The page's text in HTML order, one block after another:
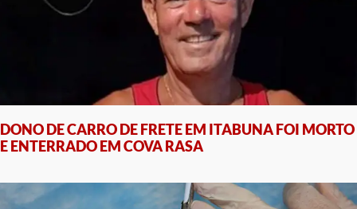
DONO DE CARRO DE FRETE EM ITABUNA FOI MORTO
E ENTERRADO EM COVA RASA